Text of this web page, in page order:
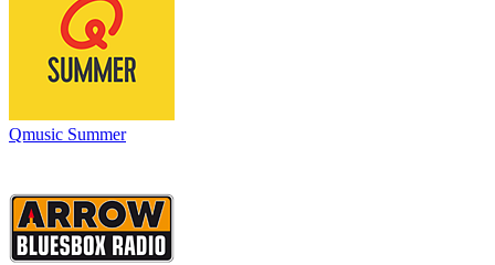
Qmusic Summer